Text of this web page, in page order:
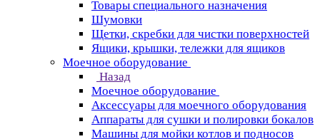
Товары специального назначения
Шумовки
Щетки, скребки для чистки поверхностей
Ящики, крышки, тележки для ящиков
Моечное оборудование
Назад
Моечное оборудование
Аксессуары для моечного оборудования
Аппараты для сушки и полировки бокалов
Машины для мойки котлов и подносов